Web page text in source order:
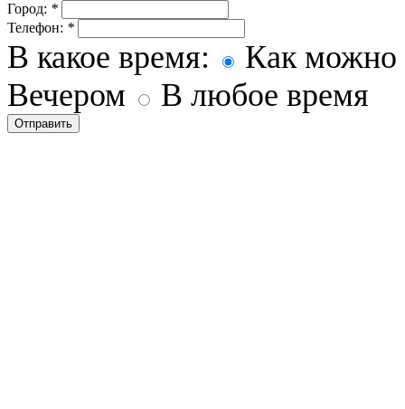
Город: *
Телефон: *
В какое время:
Как можно
Вечером
В любое время
Отправить